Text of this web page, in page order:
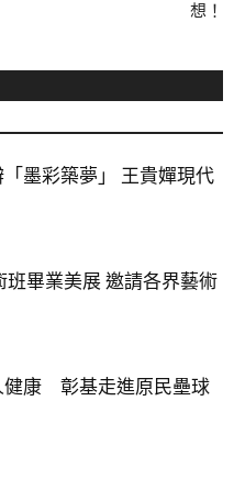
想！
墨彩築夢」 王貴嬋現代
班畢業美展 邀請各界藝術
健康 彰基走進原民壘球